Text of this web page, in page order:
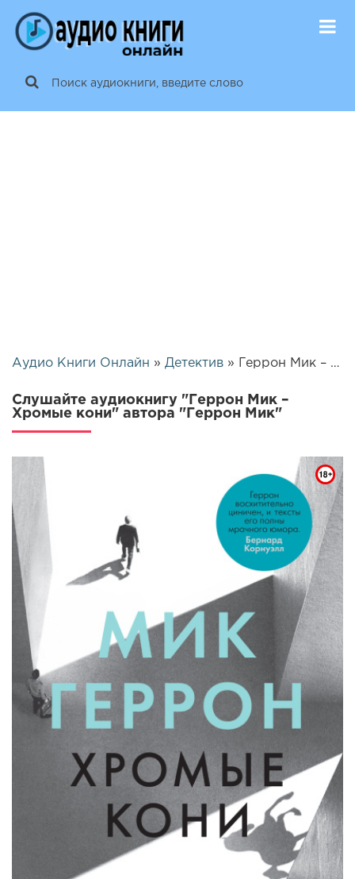
Аудио Книги Онлайн » Детектив » Геррон Мик – Хромые кони | 25443
Слушайте аудиокнигу "Геррон Мик –
Хромые кони" автора "Геррон Мик"